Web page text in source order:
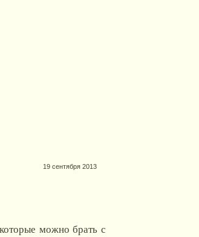
19 сентября 2013
можно брать с